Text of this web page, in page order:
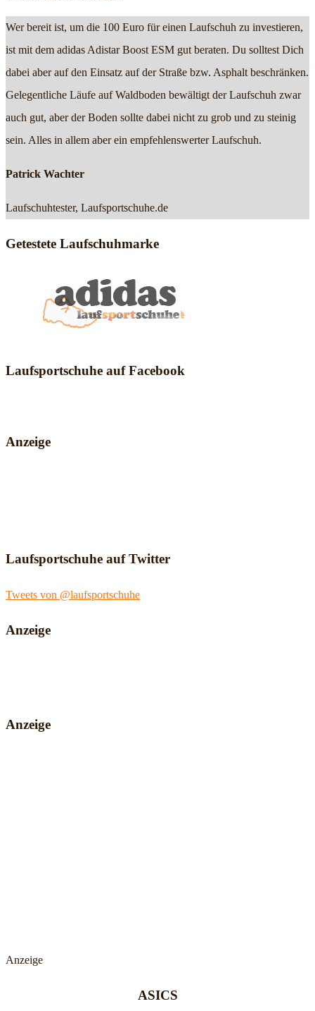
Wer bereit ist, um die 100 Euro für einen Laufschuh zu investieren,
ist mit dem adidas Adistar Boost ESM gut beraten. Du solltest Dich
dabei aber auf den Einsatz auf der Straße bzw. Asphalt beschränken.
Gelegentliche Läufe auf Waldboden bewältigt der Laufschuh zwar
auch gut, aber der Boden sollte dabei nicht zu grob und zu steinig
sein. Alles in allem aber ein empfehlenswerter Laufschuh.
Patrick Wachter
Laufschuhtester, Laufsportschuhe.de
Getestete Laufschuhmarke
Laufsportschuhe auf Facebook
Anzeige
Laufsportschuhe auf Twitter
Tweets von @laufsportschuhe
Anzeige
Anzeige
Anzeige
ASICS